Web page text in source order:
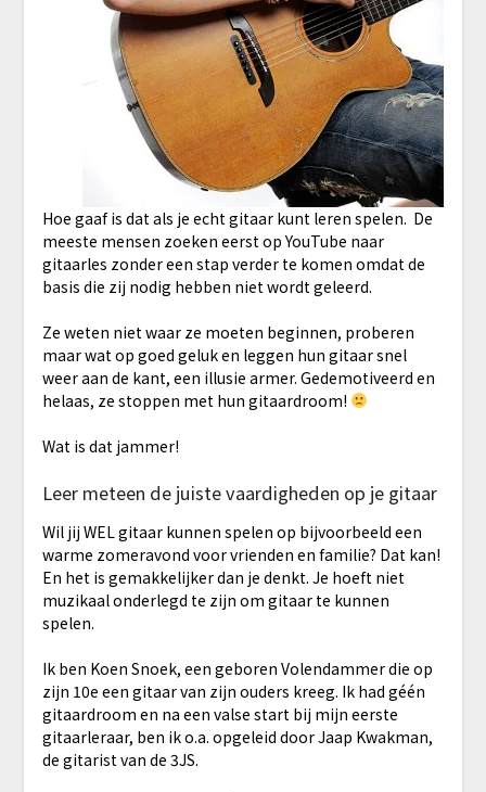
Hoe gaaf is dat als je echt gitaar kunt leren spelen. De
meeste mensen zoeken eerst op YouTube naar
gitaarles zonder een stap verder te komen omdat de
basis die zij nodig hebben niet wordt geleerd.
Ze weten niet waar ze moeten beginnen, proberen
maar wat op goed geluk en leggen hun gitaar snel
weer aan de kant, een illusie armer. Gedemotiveerd en
helaas, ze stoppen met hun gitaardroom!
Wat is dat jammer!
Leer meteen de juiste vaardigheden op je gitaar
Wil jij WEL gitaar kunnen spelen op bijvoorbeeld een
warme zomeravond voor vrienden en familie? Dat kan!
En het is gemakkelijker dan je denkt. Je hoeft niet
muzikaal onderlegd te zijn om gitaar te kunnen
spelen.
Ik ben Koen Snoek, een geboren Volendammer die op
zijn 10e een gitaar van zijn ouders kreeg. Ik had géén
gitaardroom en na een valse start bij mijn eerste
gitaarleraar, ben ik o.a. opgeleid door Jaap Kwakman,
de gitarist van de 3JS.